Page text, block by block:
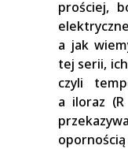
prościej,
a jak
tej serii,
czyli
a iloraz